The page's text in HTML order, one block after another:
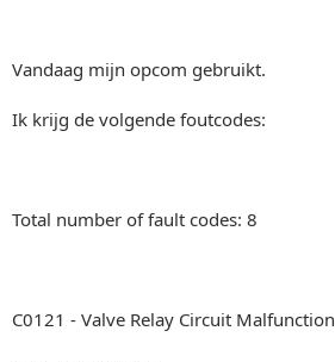
Vandaag mijn opcom gebruikt.
Ik krijg de volgende foutcodes:
Total number of fault codes: 8
C0121 - Valve Relay Circuit Malfunction